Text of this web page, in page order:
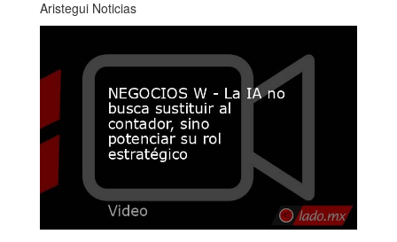
Aristegui Noticias